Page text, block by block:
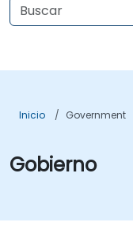
Inicio Government
Gobierno